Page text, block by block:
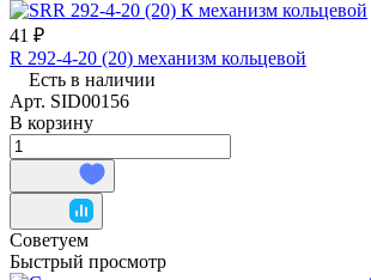
41 ₽
R 292-4-20 (20) механизм кольцевой
Есть в наличии
Арт. SID00156
В корзину
Советуем
Быстрый просмотр